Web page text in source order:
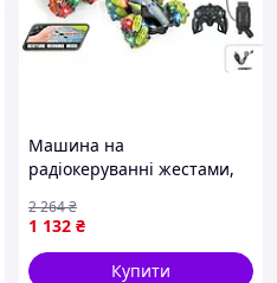
Машина на
радіокеруванні жестами,
акумуляторі,іграшкова
дитяча перевертень
ігрова qwert
1 132 ₴
2 264₴
Купити